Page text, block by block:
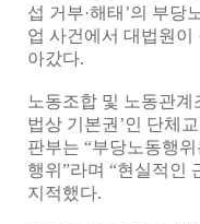
섭 거부·해태’의 부당
업 사건에서 대법원이
아갔다.
노동조합 및 노동관
법상 기본권’인 단체
판부는 “부당노동행
행위”라며 “현실적인
지적했다.